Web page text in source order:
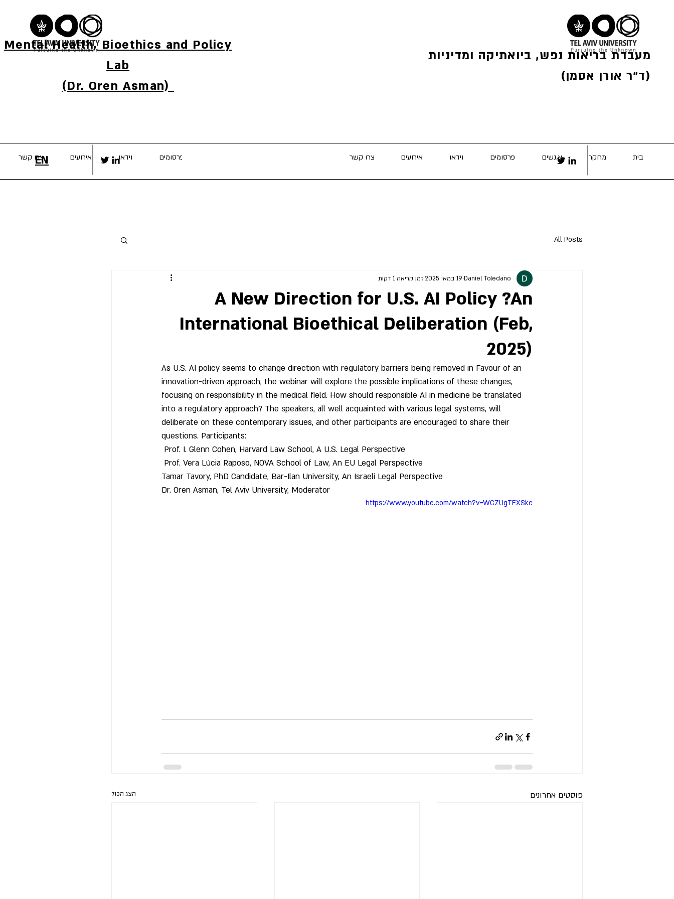
Mental Health, Bioethics and Policy
Lab
(Dr. Oren Asman)
מעבדת בריאות נפש, ביואתיקה ומדיניות
(ד"ר אורן אסמן)
EN פרסומים וידאו אירועים צרו קשר בית מחקר א.נשים פרסומים וידאו אירועים צרו קשר
All Posts
A New Direction for U.S. AI Policy ?An
International Bioethical Deliberation (Feb,
2025)
Daniel Toledano 19 במאי 2025 זמן קריאה 1 דקות
As U.S. AI policy seems to change direction with regulatory barriers being removed in Favour of an
innovation-driven approach, the webinar will explore the possible implications of these changes,
focusing on responsibility in the medical field. How should responsible AI in medicine be translated
into a regulatory approach? The speakers, all well acquainted with various legal systems, will
deliberate on these contemporary issues, and other participants are encouraged to share their
questions. Participants:
Prof. I. Glenn Cohen, Harvard Law School, A U.S. Legal Perspective
Prof. Vera Lúcia Raposo, NOVA School of Law, An EU Legal Perspective
Tamar Tavory, PhD Candidate, Bar-Ilan University, An Israeli Legal Perspective
Dr. Oren Asman, Tel Aviv University, Moderator
https://www.youtube.com/watch?v=WCZUgTFXSkc
פוסטים אחרונים הצג הכול